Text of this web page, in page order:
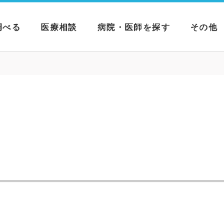
る 医療相談 病院・医師を探す その他